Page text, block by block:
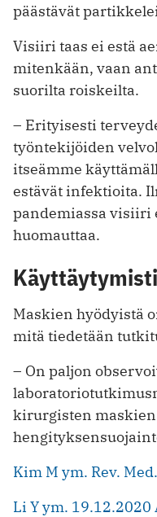
päästävät
Visiiri taas ei estä
mitenkään, vaan
suorilta roiskeilta.
– Erityisesti
työntekijöiden
itseämme
estävät infektioita.
pandemiassa visiiri
huomauttaa.
Maskien hyödyistä
mitä tiedetään
– On paljon
kirurgisten
Kim M ym. Rev.
Li Y ym. 19.12.2020